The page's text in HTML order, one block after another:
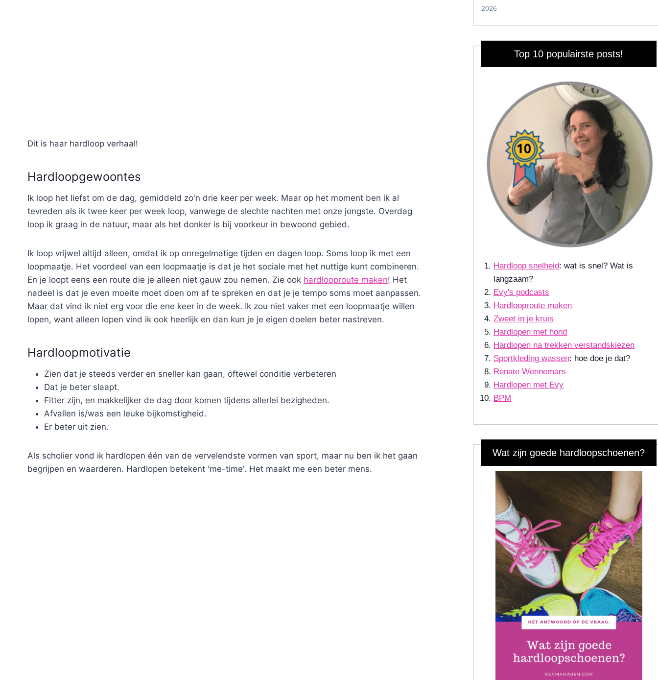
Dit is haar hardloop verhaal!
Hardloopgewoontes
Ik loop het liefst om de dag, gemiddeld zo'n drie keer per week. Maar op het moment ben ik al
tevreden als ik twee keer per week loop, vanwege de slechte nachten met onze jongste. Overdag
loop ik graag in de natuur, maar als het donker is bij voorkeur in bewoond gebied.
Ik loop vrijwel altijd alleen, omdat ik op onregelmatige tijden en dagen loop. Soms loop ik met een
loopmaatje. Het voordeel van een loopmaatje is dat je het sociale met het nuttige kunt combineren.
En je loopt eens een route die je alleen niet gauw zou nemen. Zie ook hardlooproute maken! Het
nadeel is dat je even moeite moet doen om af te spreken en dat je je tempo soms moet aanpassen.
Maar dat vind ik niet erg voor die ene keer in de week. Ik zou niet vaker met een loopmaatje willen
lopen, want alleen lopen vind ik ook heerlijk en dan kun je je eigen doelen beter nastreven.
Hardloopmotivatie
Zien dat je steeds verder en sneller kan gaan, oftewel conditie verbeteren
Dat je beter slaapt.
Fitter zijn, en makkelijker de dag door komen tijdens allerlei bezigheden.
Afvallen is/was een leuke bijkomstigheid.
Er beter uit zien.
Als scholier vond ik hardlopen één van de vervelendste vormen van sport, maar nu ben ik het gaan
begrijpen en waarderen. Hardlopen betekent 'me-time'. Het maakt me een beter mens.
2026
Top 10 populairste posts!
Hardloop snelheid: wat is snel? Wat is
langzaam?
Evy's podcasts
Hardlooproute maken
Zweet in je kruis
Hardlopen met hond
Hardlopen na trekken verstandskiezen
Sportkleding wassen: hoe doe je dat?
Renate Wennemars
Hardlopen met Evy
BPM
Wat zijn goede hardloopschoenen?